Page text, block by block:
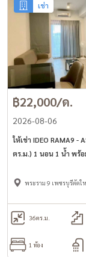
เช่า
฿22,000/ด.
2026-08-06
ให้เช่า IDEO RAMA9 -
ตร.ม.) 1 นอน 1 น้ำ พร้อ
พระราม 9 เพชรบุรีตัดใ
36ตร.ม.
1 ห้อง